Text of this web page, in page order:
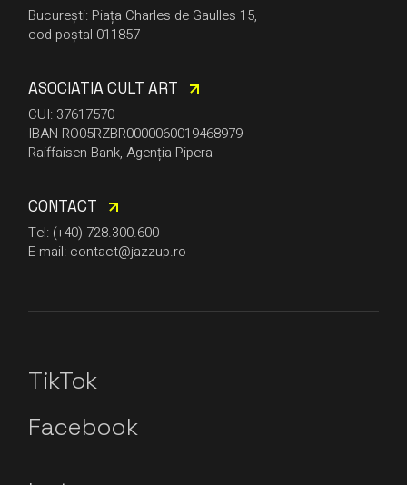
București: Piața Charles de Gaulles 15,
cod poștal 011857
ASOCIATIA CULT ART
CUI: 37617570
IBAN RO05RZBR0000060019468979
Raiffaisen Bank, Agenția Pipera
CONTACT
Tel: (+40) 728.300.600
E-mail: contact@jazzup.ro
TikTok
Facebook